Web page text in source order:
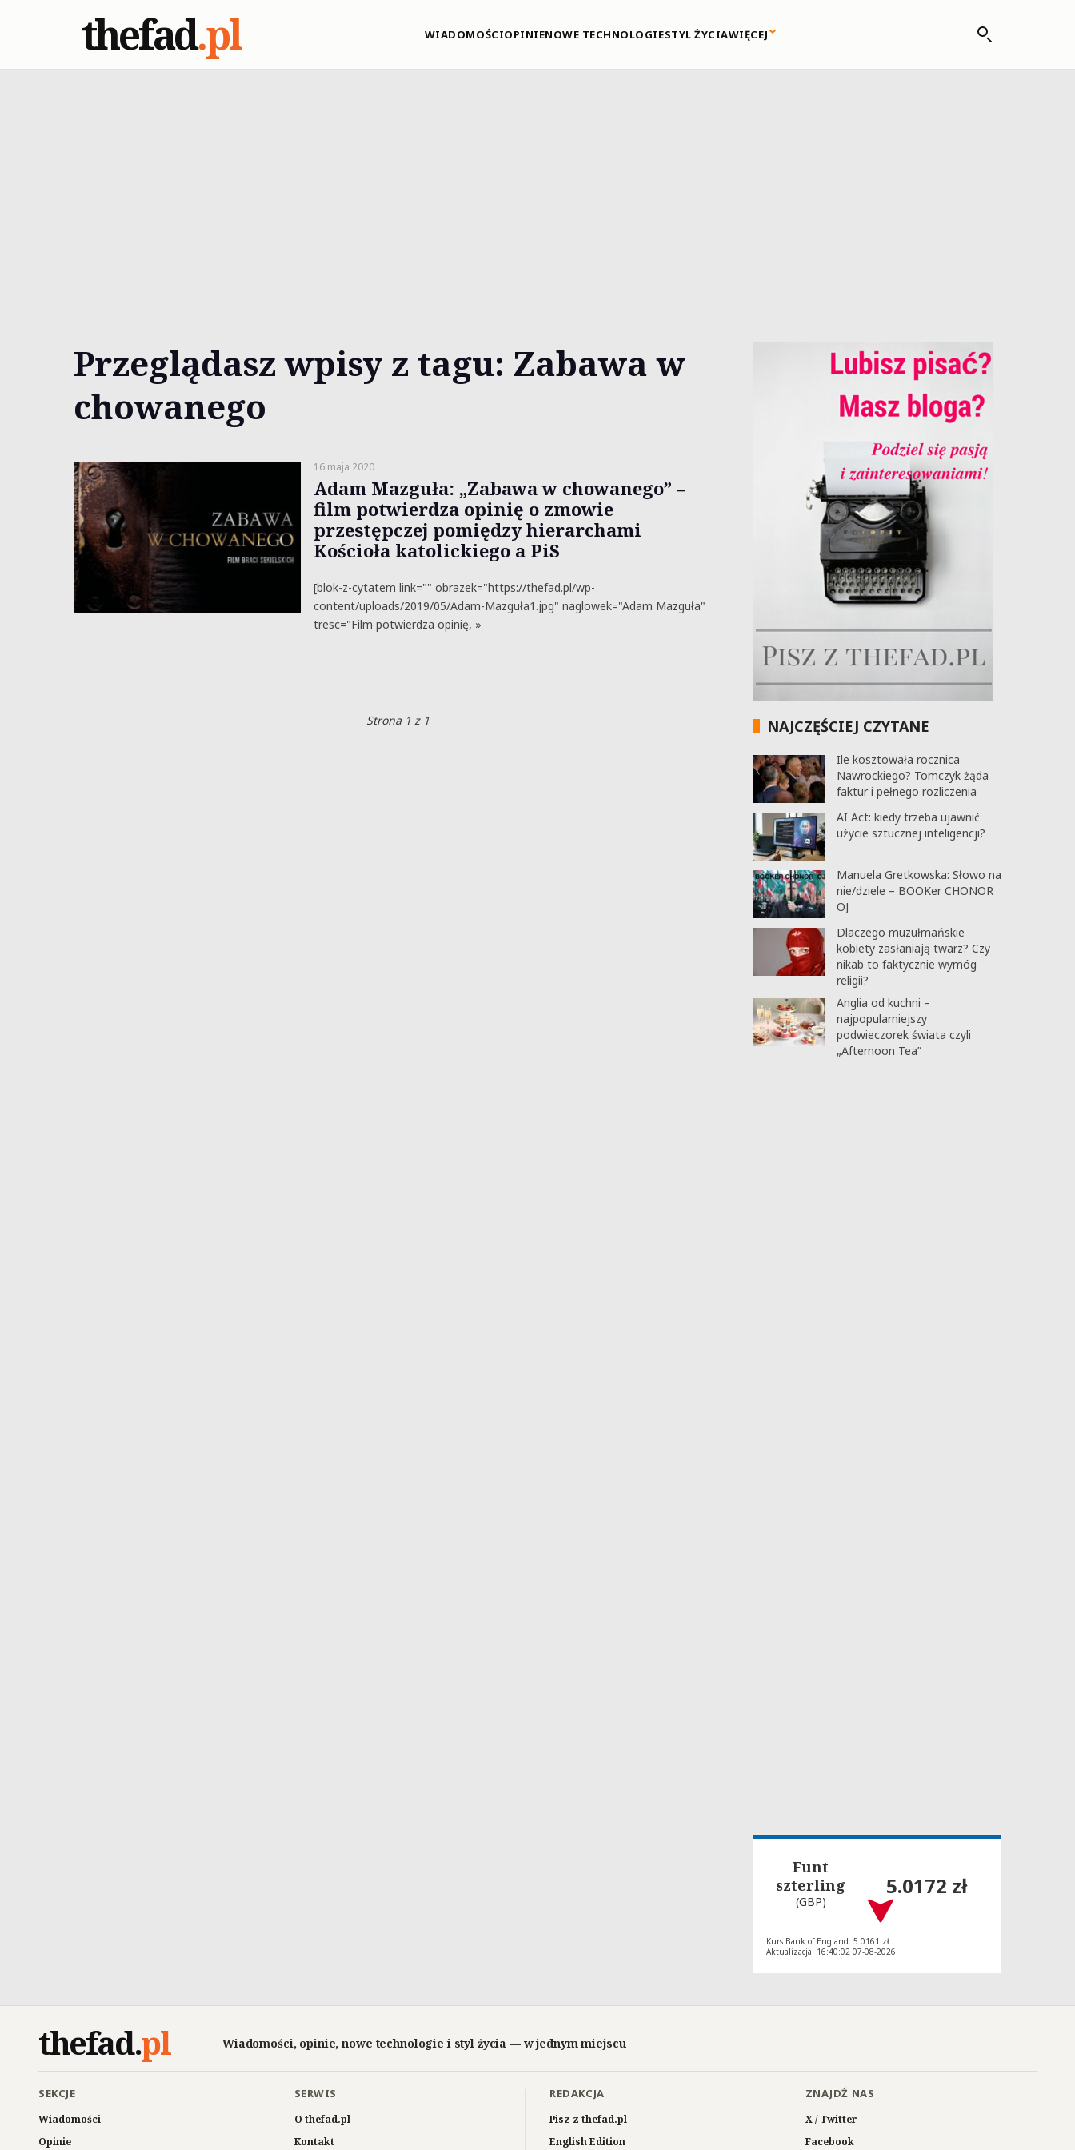
thefad.pl WIADOMOŚCIOPINIENOWE TECHNOLOGIESTYL ŻYCIAWIĘCEJ
Przeglądasz wpisy z tagu: Zabawa w
chowanego
16 maja 2020
Adam Mazguła: „Zabawa w chowanego” –
film potwierdza opinię o zmowie
przestępczej pomiędzy hierarchami
Kościoła katolickiego a PiS
[blok-z-cytatem link="" obrazek="https://thefad.pl/wp-
content/uploads/2019/05/Adam-Mazguła1.jpg" naglowek="Adam Mazguła"
tresc="Film potwierdza opinię, »
Strona 1 z 1 NAJCZĘŚCIEJ CZYTANE
Ile kosztowała rocznica
Nawrockiego? Tomczyk żąda
faktur i pełnego rozliczenia
AI Act: kiedy trzeba ujawnić
użycie sztucznej inteligencji?
Manuela Gretkowska: Słowo na
nie/dziele – BOOKer CHONOR
OJ
Dlaczego muzułmańskie
kobiety zasłaniają twarz? Czy
nikab to faktycznie wymóg
religii?
Anglia od kuchni –
najpopularniejszy
podwieczorek świata czyli
„Afternoon Tea”
Funt
szterling
(GBP)
5.0172 zł
Kurs Bank of England: 5.0161 zł
Aktualizacja: 16:40:02 07-08-2026
thefad.pl Wiadomości, opinie, nowe technologie i styl życia — w jednym miejscu
SEKCJE
Wiadomości
Opinie
SERWIS
O thefad.pl
Kontakt
REDAKCJA
Pisz z thefad.pl
English Edition
ZNAJDŹ NAS
X / Twitter
Facebook